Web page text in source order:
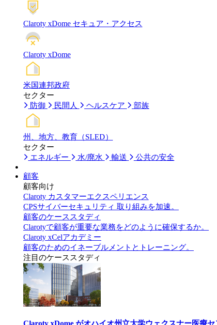
Claroty xDome セキュア・アクセス
Claroty xDome
米国連邦政府
セクター
防御
民間人 ヘルスケア 部族
州、地方、教育（SLED）
セクター
エネルギー
水/廃水 輸送 公共の安全
顧客
顧客向け
Claroty カスタマーエクスペリエンス
CPSサイバーセキュリティ 取り組みを加速。
顧客のケーススタディ
Clarotyで顧客が重要な業務をどのように確保するか。
Claroty xCelアカデミー
顧客のためのイネーブルメントとトレーニング。
注目のケーススタディ
Claroty xDome がオハイオ州立大学ウェクスナー医療セ